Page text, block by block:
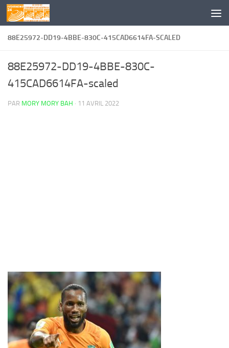
Skip to content
88E25972-DD19-4BBE-830C-415CAD6614FA-SCALED
88E25972-DD19-4BBE-830C-
415CAD6614FA-scaled
PAR MORY MORY BAH · 11 AVRIL 2022